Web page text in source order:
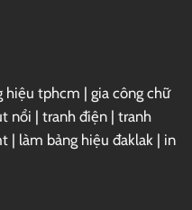
hiệu tphcm | gia công chữ
nổi | tranh điện | tranh
| làm bảng hiệu đaklak | in